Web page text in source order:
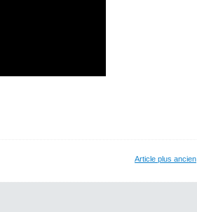
Article plus ancien